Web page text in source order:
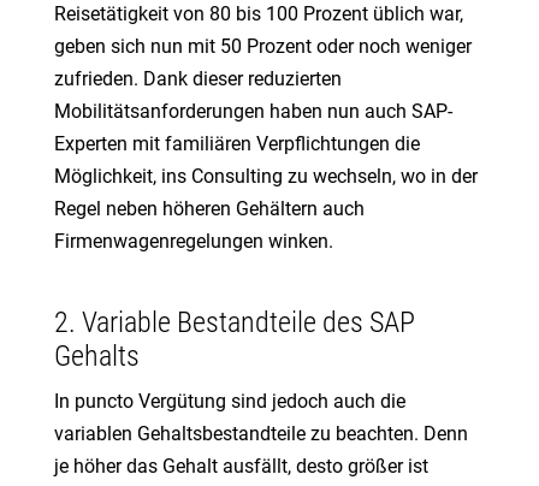
Reisetätigkeit von 80 bis 100 Prozent üblich war,
geben sich nun mit 50 Prozent oder noch weniger
zufrieden. Dank dieser reduzierten
Mobilitätsanforderungen haben nun auch SAP-
Experten mit familiären Verpflichtungen die
Möglichkeit, ins Consulting zu wechseln, wo in der
Regel neben höheren Gehältern auch
Firmenwagenregelungen winken.
2. Variable Bestandteile des SAP
Gehalts
In puncto Vergütung sind jedoch auch die
variablen Gehaltsbestandteile zu beachten. Denn
je höher das Gehalt ausfällt, desto größer ist